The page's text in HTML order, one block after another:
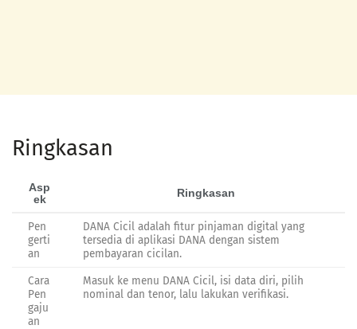
Ringkasan
Asp
ek
Ringkasan
Pen
gerti
an
DANA Cicil adalah fitur pinjaman digital yang
tersedia di aplikasi DANA dengan sistem
pembayaran cicilan.
Cara
Pen
gaju
an
Masuk ke menu DANA Cicil, isi data diri, pilih
nominal dan tenor, lalu lakukan verifikasi.